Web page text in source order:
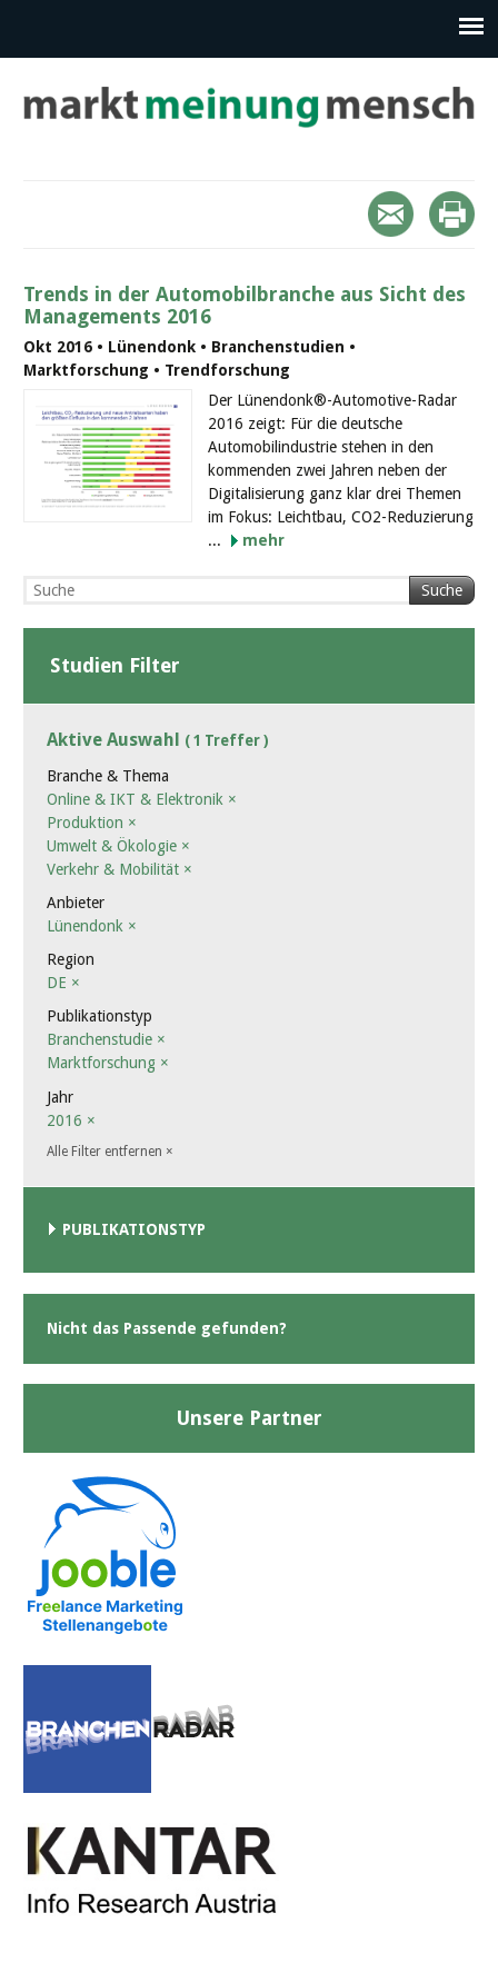
Trends in der Automobilbranche aus Sicht des
Managements 2016
Okt 2016 • Lünendonk • Branchenstudien •
Marktforschung • Trendforschung
Der Lünendonk®-Automotive-Radar
2016 zeigt: Für die deutsche
Automobilindustrie stehen in den
kommenden zwei Jahren neben der
Digitalisierung ganz klar drei Themen
im Fokus: Leichtbau, CO2-Reduzierung
...
mehr
Suche
Studien Filter
Aktive Auswahl ( 1 Treffer )
Branche & Thema
Online & IKT & Elektronik ×
Produktion ×
Umwelt & Ökologie ×
Verkehr & Mobilität ×
Anbieter
Lünendonk ×
Region
DE ×
Publikationstyp
Branchenstudie ×
Marktforschung ×
Jahr
2016 ×
Alle Filter entfernen ×
PUBLIKATIONSTYP
Nicht das Passende gefunden?
Unsere Partner